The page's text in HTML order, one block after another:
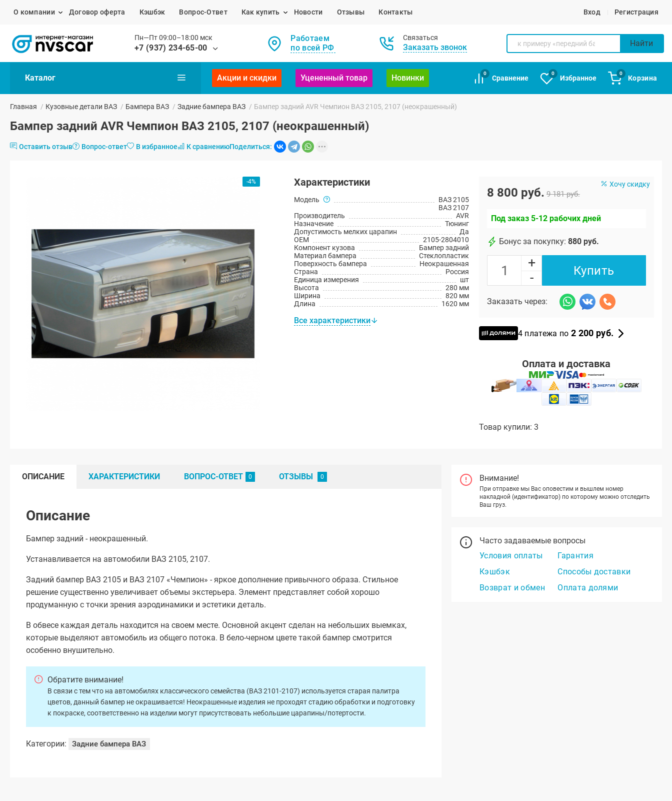
О компании Договор оферта Кэшбэк Вопрос-Ответ Как купить Новости Отзывы Контакты Вход Регистрация
Пн—Пт 09:00–18:00 мск
+7 (937) 234-65-00
Работаем
по всей РФ
Связаться
Заказать звонок Найти
Каталог Акции и скидки Уцененный товар Новинки
0
Сравнение
0
Избранное
0
Корзина
Главная / Кузовные детали ВАЗ / Бампера ВАЗ / Задние бампера ВАЗ / Бампер задний AVR Чемпион ВАЗ 2105, 2107 (неокрашенный)
Бампер задний AVR Чемпион ВАЗ 2105, 2107 (неокрашенный)
Оставить отзыв Вопрос-ответ В избранное К сравнениюПоделиться:
-4% Характеристики
Модель
ВАЗ 2105
ВАЗ 2107
Производитель
AVR
Назначение
Тюнинг
Допустимость мелких царапин
Да
OEM
2105-2804010
Компонент кузова
Бампер задний
Материал бампера
Стеклопластик
Поверхность бампера
Неокрашенная
Страна
Россия
Единица измерения
шт
Высота
280 мм
Ширина
820 мм
Длина
1620 мм
Все характеристики
Хочу скидку
8 800 руб. 9 181 руб.
Под заказ 5-12 рабочих дней
Бонус за покупку: 880 руб.
+
-
Купить
Заказать через:
4 платежа по 2 200 руб.
Оплата и доставка
Товар купили: 3
Внимание!
При отправке мы Вас оповестим и вышлем номер
накладной (идентификатор) по которому можно отследить
Ваш груз.
Часто задаваемые вопросы
Условия оплаты
Гарантия
Кэшбэк
Способы доставки
Возврат и обмен
Оплата долями
ОПИСАНИЕ ХАРАКТЕРИСТИКИ ВОПРОС-ОТВЕТ ОТЗЫВЫ
Описание
Бампер задний - неокрашенный.
Устанавливается на автомобили ВАЗ 2105, 2107.
Задний бампер ВАЗ 2105 и ВАЗ 2107 «Чемпион» - яркое дополнение привычного образа. Стильное
решение существенно увеличивает объемы экстерьера. Элемент представляет собой хорошо
продуманную с точки зрения аэродинамики и эстетики деталь.
В обвесе каждая деталь находится на своем месте. Основной акцент сделан на небольших выемках,
которые выделяют автомобиль из общего потока. В бело-черном цвете такой бампер смотрится
особенно внушительно.
Обратите внимание!
В связи с тем что на автомобилях классического семейства (ВАЗ 2101-2107) используется старая палитра
цветов, данный бампер не окрашивается! Неокрашенные изделия не проходят стадию обработки и подготовку
к покраске, соответственно на изделии могут присутствовать небольшие царапины/потертости.
Категории: Задние бампера ВАЗ